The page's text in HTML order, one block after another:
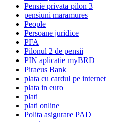
Pensie privata pilon 3
pensiuni maramures
People
Persoane juridice
PFA
Pilonul 2 de pensii
PIN aplicatie myBRD
Piraeus Bank
plata cu cardul pe internet
plata in euro
plati
plati online
Polita asigurare PAD